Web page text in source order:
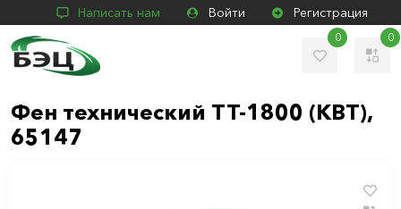
Написать нам Войти Регистрация
0 0
Фен технический ТТ-1800 (КВТ),
65147